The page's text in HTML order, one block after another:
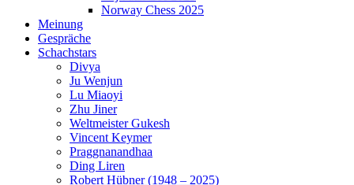
Norway Chess 2025
Meinung
Gespräche
Schachstars
Divya
Ju Wenjun
Lu Miaoyi
Zhu Jiner
Weltmeister Gukesh
Vincent Keymer
Praggnanandhaa
Ding Liren
Robert Hübner (1948 – 2025)